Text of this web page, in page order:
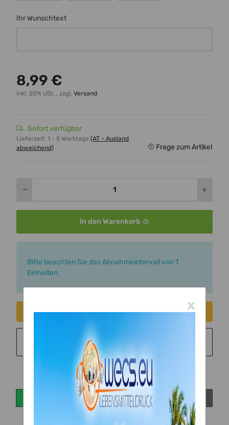
Ihr Wunschtext
8,99 €
inkl. 20% USt. , zzgl. Versand
Sofort verfügbar
Lieferzeit: 1 - 5 Werktage (AT - Ausland
abweichend)
Frage zum Artikel
In den Warenkorb
Bitte beachten Sie das Abnahmeintervall von 1
Einheiten.
Consent erteilen
Sie möchten in monatlichen Raten zahlen?
Informationen
x